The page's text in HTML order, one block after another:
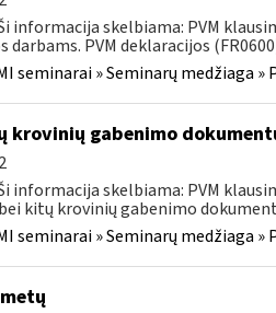
informacija skelbiama: PVM
PVM deklaracijos
seminarai » Seminarų medžiaga »
gabenimo
informacija skelbiama: PVM
kitų krovinių gabenimo
seminarai » Seminarų medžiaga »